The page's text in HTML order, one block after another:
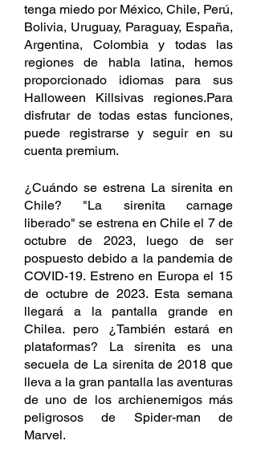
tenga miedo por México, Chile, Perú,
Bolivia, Uruguay, Paraguay, España,
Argentina, Colombia y todas las
regiones de habla latina, hemos
proporcionado idiomas para sus
Halloween Killsivas regiones.Para
disfrutar de todas estas funciones,
puede registrarse y seguir en su
cuenta premium.
¿Cuándo se estrena La sirenita en
Chile? "La sirenita carnage
liberado" se estrena en Chile el 7 de
octubre de 2023, luego de ser
pospuesto debido a la pandemia de
COVID-19. Estreno en Europa el 15
de octubre de 2023. Esta semana
llegará a la pantalla grande en
Chilea. pero ¿También estará en
plataformas? La sirenita es una
secuela de La sirenita de 2018 que
lleva a la gran pantalla las aventuras
de uno de los archienemigos más
peligrosos de Spider-man de
Marvel.